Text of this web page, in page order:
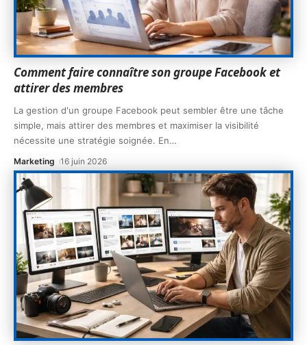
Comment faire connaître son groupe Facebook et
attirer des membres
La gestion d'un groupe Facebook peut sembler être une tâche
simple, mais attirer des membres et maximiser la visibilité
nécessite une stratégie soignée. En…
Marketing 16 juin 2026